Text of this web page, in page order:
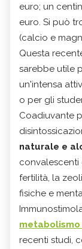
euro; un
euro. Si può
(calcio e
Questa
sarebbe utile
un'intensa
o per gli
Coadiuvante
naturale e
convalescenti
fertilità, la
fisiche e
metabolismo
recenti studi,